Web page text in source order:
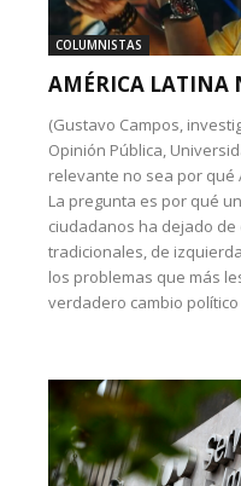
COLUMNISTAS
AMÉRICA LATINA
(Gustavo Campos,
Opinión Pública,
relevante no sea por qué
La pregunta es por qué
ciudadanos ha dejado
tradicionales, de
los problemas que más
verdadero cambio